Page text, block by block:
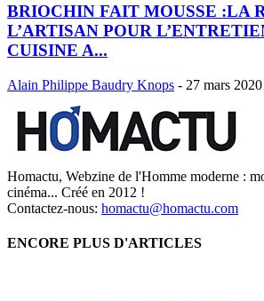
BRIOCHIN FAIT MOUSSE :LA
L’ARTISAN POUR
CUISINE A...
Alain Philippe Baudry Knops - 27 mars 2020
Homactu, Webzine de l'Homme moderne :
cinéma... Créé en 2012 !
Contactez-nous: homactu@homactu.com
ENCORE PLUS D'ARTICLES